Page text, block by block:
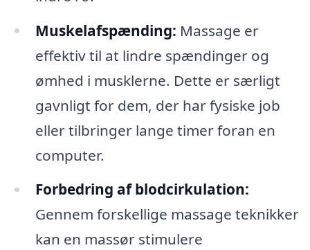
Muskelafspænding: Massage er
effektiv til at lindre spændinger og
ømhed i musklerne. Dette er særligt
gavnligt for dem, der har fysiske job
eller tilbringer lange timer foran en
computer.
Forbedring af blodcirkulation:
Gennem forskellige massage teknikker
kan en massør stimulere